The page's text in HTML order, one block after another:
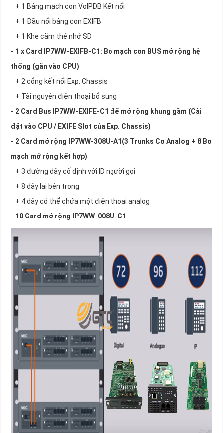
+ 1 Bảng mạch con VoIPDB Kết nối
+ 1 Đầu nối bảng con EXIFB
+ 1 Khe cắm thẻ nhớ SD
- 1 x Card IP7WW-EXIFB-C1: Bo mạch con BUS mở rộng hệ
thống (gắn vào CPU)
+ 2 cổng kết nối Exp. Chassis
+ Tài nguyên điện thoại bổ sung
- 2 Card Bus IP7WW-EXIFE-C1 để mở rộng khung gầm (Cài
đặt vào CPU / EXIFE Slot của Exp. Chassis)
- 2 Card mở rộng IP7WW-308U-A1(3 Trunks Co Analog + 8 Bo
mạch mở rộng kết hợp)
+ 3 đường dây cố định với ID người gọi
+ 8 dây lai bên trong
+ 4 dây có thể chứa một điện thoại analog
- 10 Card mở rộng IP7WW-008U-C1